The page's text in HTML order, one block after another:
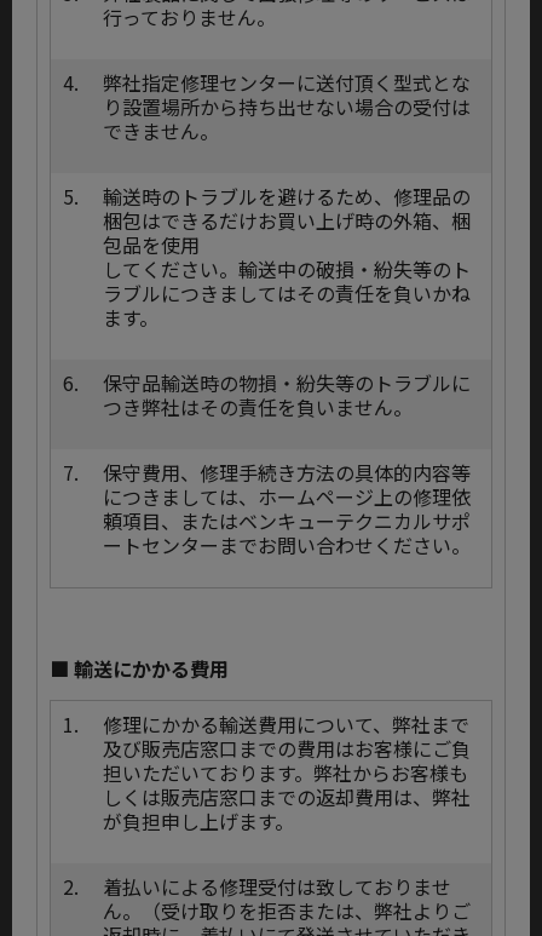
行っておりません。
4.
弊社指定修理センターに送付頂く型式とな
り設置場所から持ち出せない場合の受付は
できません。
5.
輸送時のトラブルを避けるため、修理品の
梱包はできるだけお買い上げ時の外箱、梱
包品を使用
してください。輸送中の破損・紛失等のト
ラブルにつきましてはその責任を負いかね
ます。
6.
保守品輸送時の物損・紛失等のトラブルに
つき弊社はその責任を負いません。
7.
保守費用、修理手続き方法の具体的内容等
につきましては、ホームページ上の修理依
頼項目、またはベンキューテクニカルサポ
ートセンターまでお問い合わせください。
■ 輸送にかかる費用
1.
修理にかかる輸送費用について、弊社まで
及び販売店窓口までの費用はお客様にご負
担いただいております。弊社からお客様も
しくは販売店窓口までの返却費用は、弊社
が負担申し上げます。
2.
着払いによる修理受付は致しておりませ
ん。（受け取りを拒否または、弊社よりご